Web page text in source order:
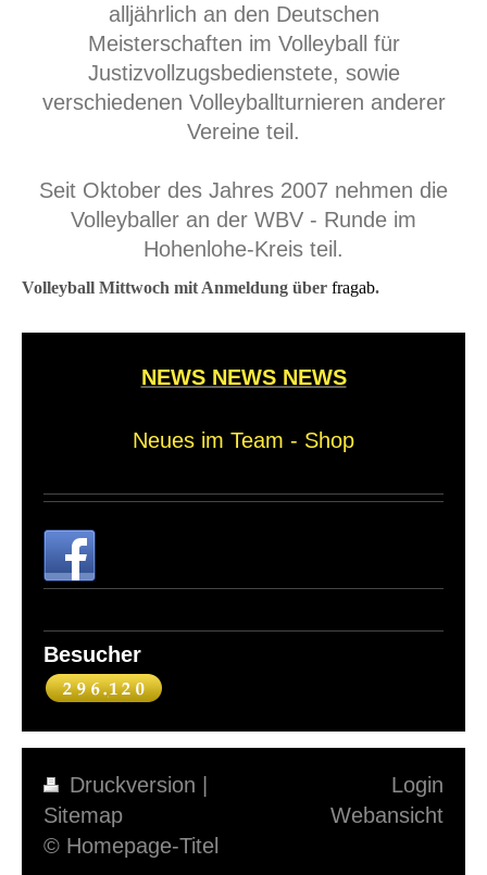
alljährlich an den Deutschen
Meisterschaften im Volleyball für
Justizvollzugsbedienstete, sowie
verschiedenen Volleyballturnieren anderer
Vereine teil.
Seit Oktober des Jahres 2007 nehmen die
Volleyballer an der WBV - Runde im
Hohenlohe-Kreis teil.
Volleyball Mittwoch mit Anmeldung über fragab.
NEWS NEWS NEWS
Neues im Team - Shop
Besucher
Druckversion
Sitemap
© Homepage-Titel
Login
Webansicht